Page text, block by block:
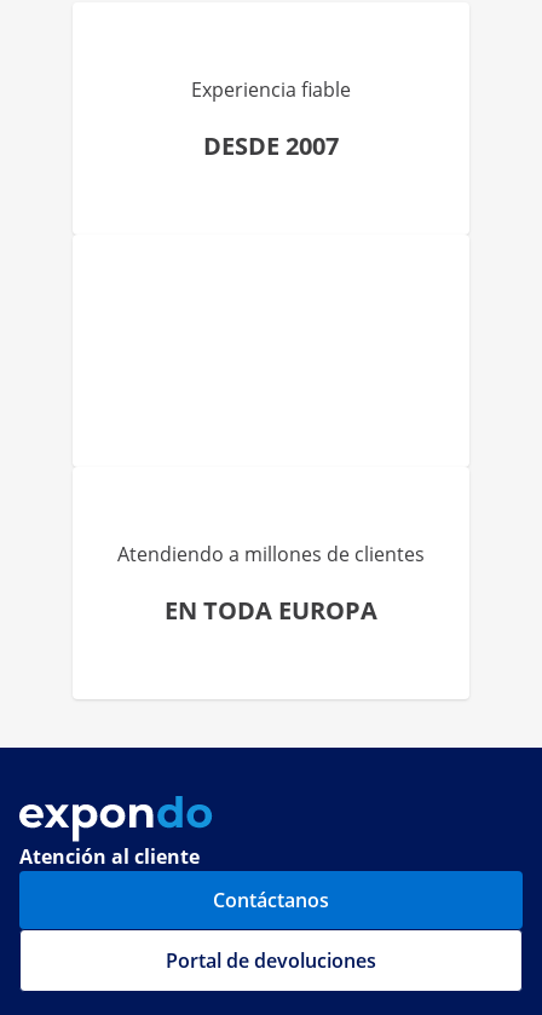
Experiencia fiable
DESDE 2007
Atendiendo a millones de clientes
EN TODA EUROPA
Atención al cliente
Contáctanos
Portal de devoluciones